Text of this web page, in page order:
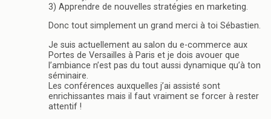
3) Apprendre de nouvelles stratégies en marketing.
Donc tout simplement un grand merci à toi Sébastien.
Je suis actuellement au salon du e-commerce aux
Portes de Versailles à Paris et je dois avouer que
l’ambiance n’est pas du tout aussi dynamique qu’à ton
séminaire.
Les conférences auxquelles j’ai assisté sont
enrichissantes mais il faut vraiment se forcer à rester
attentif !